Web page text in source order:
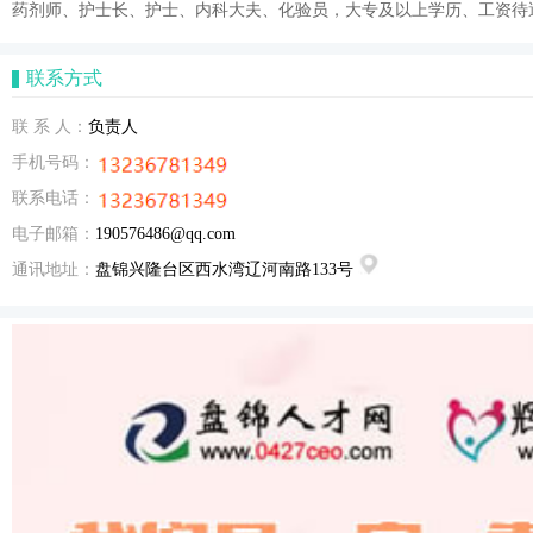
药剂师、护士长、护士、内科大夫、化验员，大专及以上学历、工资待
联系方式
联 系 人： 负责人
手机号码：
联系电话：
电子邮箱： 190576486@qq.com
通讯地址： 盘锦兴隆台区西水湾辽河南路133号